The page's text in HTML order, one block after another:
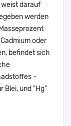
darauf
werden
oder
befindet sich
–
Blei, und "Hg"